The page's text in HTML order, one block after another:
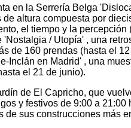
en la Serrería Belga
altura compuesta por
el tiempo y la percepción
/ Utopía' , una
de 160 prendas (hasta el
Inclán en Madrid' , una
el 21 de junio).
de El Capricho, que
y festivos de 9:00 a 21:00
de sus construcciones más